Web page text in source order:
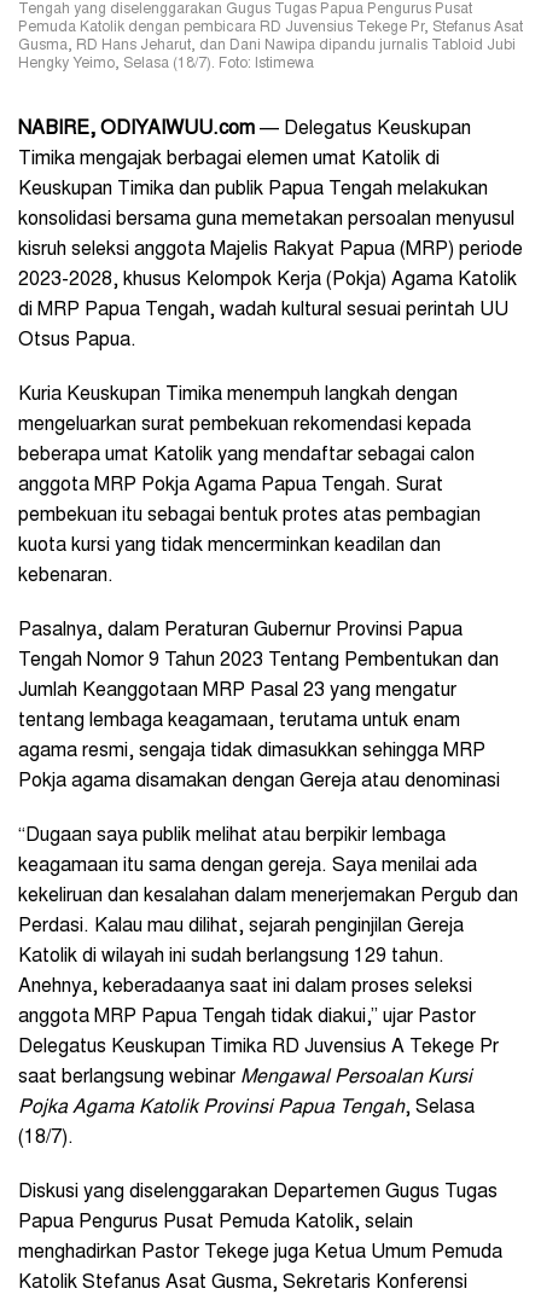
Tengah yang diselenggarakan Gugus Tugas Papua Pengurus Pusat
Pemuda Katolik dengan pembicara RD Juvensius Tekege Pr, Stefanus Asat
Gusma, RD Hans Jeharut, dan Dani Nawipa dipandu jurnalis Tabloid Jubi
Hengky Yeimo, Selasa (18/7). Foto: Istimewa
NABIRE, ODIYAIWUU.com — Delegatus Keuskupan
Timika mengajak berbagai elemen umat Katolik di
Keuskupan Timika dan publik Papua Tengah melakukan
konsolidasi bersama guna memetakan persoalan menyusul
kisruh seleksi anggota Majelis Rakyat Papua (MRP) periode
2023-2028, khusus Kelompok Kerja (Pokja) Agama Katolik
di MRP Papua Tengah, wadah kultural sesuai perintah UU
Otsus Papua.
Kuria Keuskupan Timika menempuh langkah dengan
mengeluarkan surat pembekuan rekomendasi kepada
beberapa umat Katolik yang mendaftar sebagai calon
anggota MRP Pokja Agama Papua Tengah. Surat
pembekuan itu sebagai bentuk protes atas pembagian
kuota kursi yang tidak mencerminkan keadilan dan
kebenaran.
Pasalnya, dalam Peraturan Gubernur Provinsi Papua
Tengah Nomor 9 Tahun 2023 Tentang Pembentukan dan
Jumlah Keanggotaan MRP Pasal 23 yang mengatur
tentang lembaga keagamaan, terutama untuk enam
agama resmi, sengaja tidak dimasukkan sehingga MRP
Pokja agama disamakan dengan Gereja atau denominasi
“Dugaan saya publik melihat atau berpikir lembaga
keagamaan itu sama dengan gereja. Saya menilai ada
kekeliruan dan kesalahan dalam menerjemakan Pergub dan
Perdasi. Kalau mau dilihat, sejarah penginjilan Gereja
Katolik di wilayah ini sudah berlangsung 129 tahun.
Anehnya, keberadaanya saat ini dalam proses seleksi
anggota MRP Papua Tengah tidak diakui,” ujar Pastor
Delegatus Keuskupan Timika RD Juvensius A Tekege Pr
saat berlangsung webinar Mengawal Persoalan Kursi
Pojka Agama Katolik Provinsi Papua Tengah, Selasa
(18/7).
Diskusi yang diselenggarakan Departemen Gugus Tugas
Papua Pengurus Pusat Pemuda Katolik, selain
menghadirkan Pastor Tekege juga Ketua Umum Pemuda
Katolik Stefanus Asat Gusma, Sekretaris Konferensi